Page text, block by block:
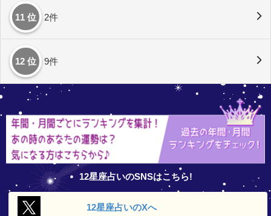
11 位 2件
12 位 9件
12星座占いのSNSはこちら!
12星座占いのXへ